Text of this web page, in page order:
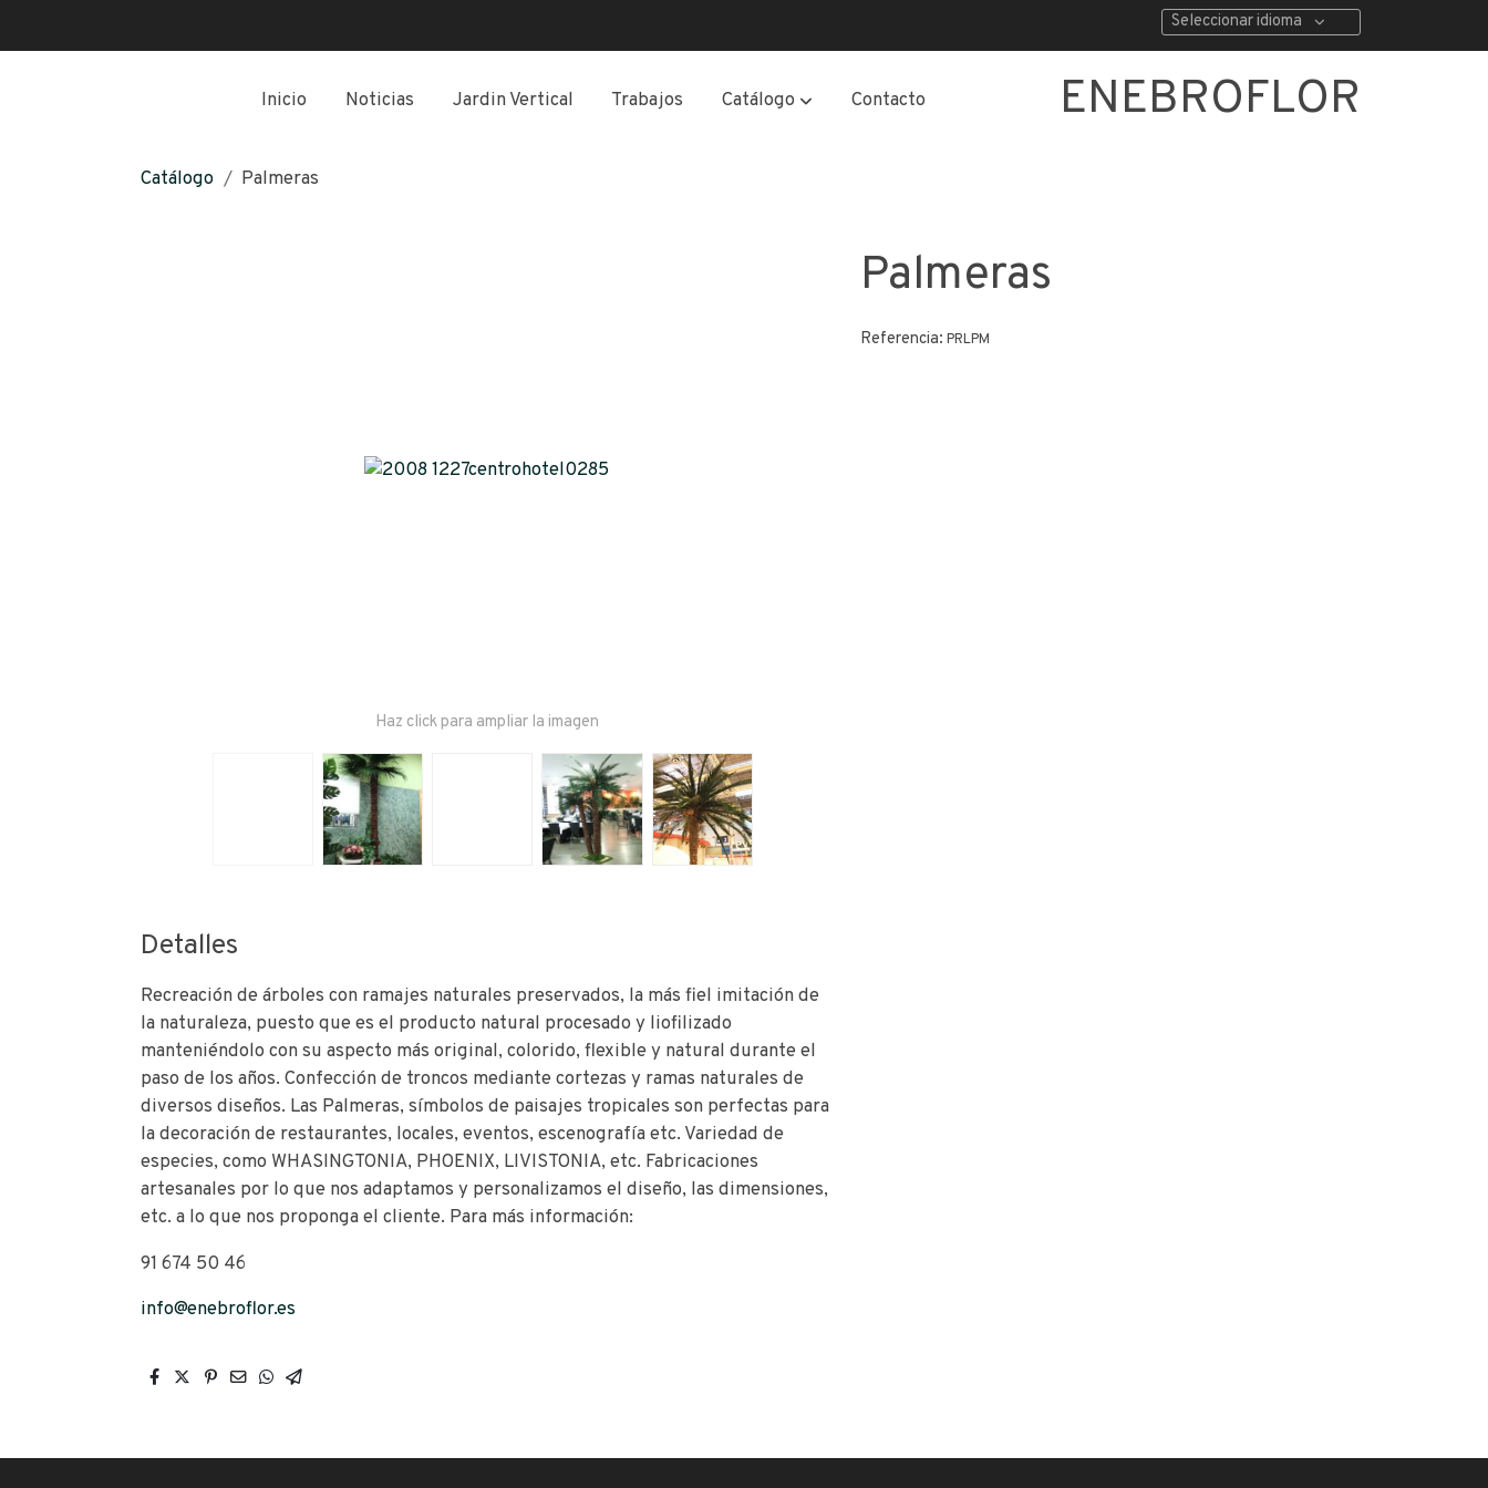
Seleccionar idioma
Inicio Noticias Jardin Vertical Trabajos Catálogo Contacto ENEBROFLOR
Catálogo Palmeras
Haz click para ampliar la imagen
Detalles
Recreación de árboles con ramajes naturales preservados, la más fiel imitación de
la naturaleza, puesto que es el producto natural procesado y liofilizado
manteniéndolo con su aspecto más original, colorido, flexible y natural durante el
paso de los años. Confección de troncos mediante cortezas y ramas naturales de
diversos diseños. Las Palmeras, símbolos de paisajes tropicales son perfectas para
la decoración de restaurantes, locales, eventos, escenografía etc. Variedad de
especies, como WHASINGTONIA, PHOENIX, LIVISTONIA, etc. Fabricaciones
artesanales por lo que nos adaptamos y personalizamos el diseño, las dimensiones,
etc. a lo que nos proponga el cliente. Para más información:
91 674 50 46
info@enebroflor.es
Palmeras
Referencia:PRLPM